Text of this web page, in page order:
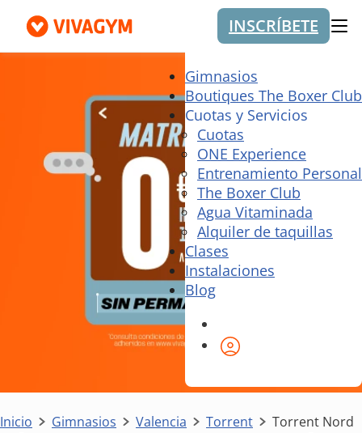
INSCRÍBETE
Gimnasios
Boutiques The Boxer Club
Cuotas y Servicios
Cuotas
ONE Experience
Entrenamiento Personal
The Boxer Club
Agua Vitaminada
Alquiler de taquillas
Clases
Instalaciones
Blog
Inicio Gimnasios Valencia Torrent Torrent Nord